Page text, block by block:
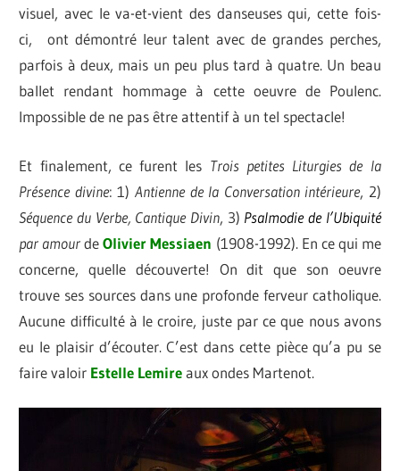
visuel, avec le va-et-vient des danseuses qui, cette fois-
ci, ont démontré leur talent avec de grandes perches,
parfois à deux, mais un peu plus tard à quatre. Un beau
ballet rendant hommage à cette oeuvre de Poulenc.
Impossible de ne pas être attentif à un tel spectacle!
Et finalement, ce furent les Trois petites Liturgies de la
Présence divine: 1) Antienne de la Conversation intérieure, 2)
Séquence du Verbe, Cantique Divin, 3) Psalmodie de l’Ubiquité
par amourdeOlivier Messiaen (1908-1992). En ce qui me
concerne, quelle découverte! On dit que son oeuvre
trouve ses sources dans une profonde ferveur catholique.
Aucune difficulté à le croire, juste par ce que nous avons
eu le plaisir d’écouter.C’est dans cette pièce qu’a pu se
faire valoir Estelle Lemireaux ondes Martenot.